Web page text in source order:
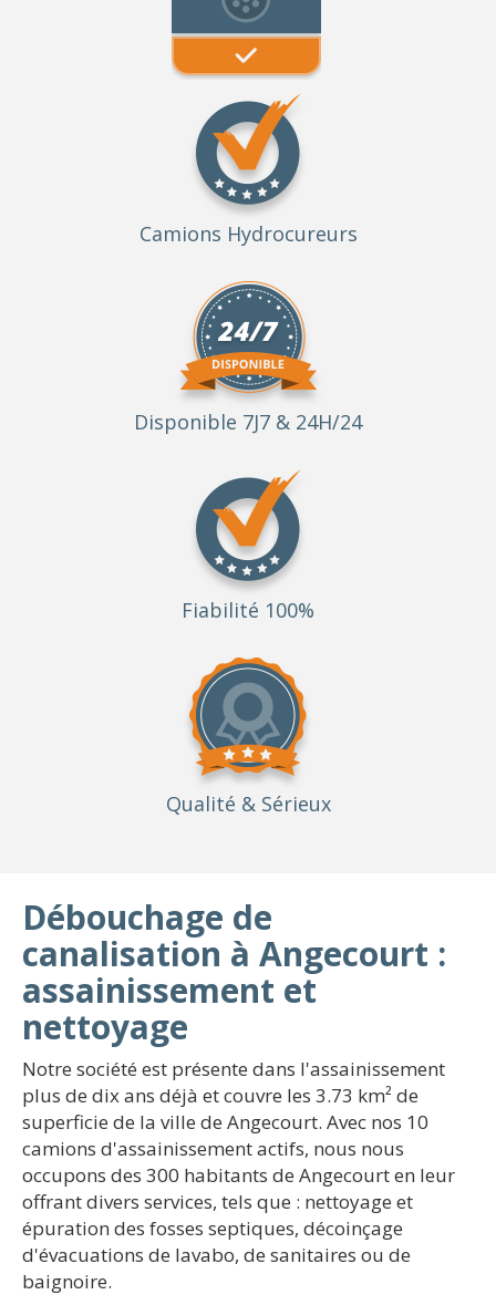
Camions Hydrocureurs
Disponible 7J7 & 24H/24
Fiabilité 100%
Qualité & Sérieux
Débouchage de
canalisation à Angecourt :
assainissement et
nettoyage
Notre société est présente dans l'assainissement
plus de dix ans déjà et couvre les 3.73 km² de
superficie de la ville de Angecourt. Avec nos 10
camions d'assainissement actifs, nous nous
occupons des 300 habitants de Angecourt en leur
offrant divers services, tels que : nettoyage et
épuration des fosses septiques, décoinçage
d'évacuations de lavabo, de sanitaires ou de
baignoire.